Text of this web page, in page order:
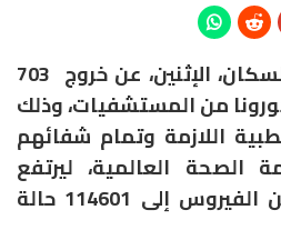
أعلنت وزارة الصحة والسكان، الإثنين، عن خروج 703
من المستشفيات، وذلك
اللازمة وتمام شفائهم
الصحة العالمية، ليرتفع
إجمالي المتعافيين من الفيروس إلى 114601 حالة